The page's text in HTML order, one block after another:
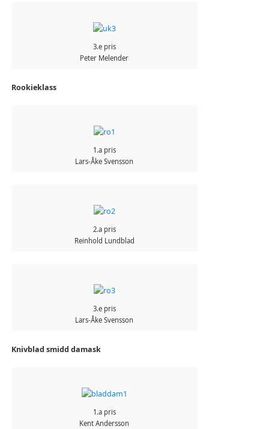
3.e pris
Peter Melender
Rookieklass
1.a pris
Lars-Åke Svensson
2.a pris
Reinhold Lundblad
3.e pris
Lars-Åke Svensson
Knivblad smidd damask
1.a pris
Kent Andersson